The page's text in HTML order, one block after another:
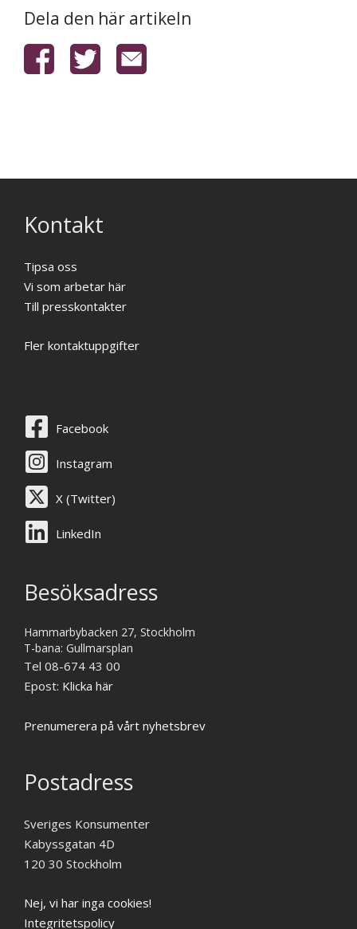
Dela den här artikeln
Kontakt
Tipsa oss
Vi som arbetar här
Till presskontakter
Fler kontaktuppgifter
Facebook
Instagram
X (Twitter)
LinkedIn
Besöksadress
Hammarbybacken 27, Stockholm
T-bana: Gullmarsplan
Tel 08-674 43 00
Epost: Klicka här
Prenumerera på vårt nyhetsbrev
Postadress
Sveriges Konsumenter
Kabyssgatan 4D
120 30 Stockholm
Nej, vi har inga cookies!
Integritetspolicy